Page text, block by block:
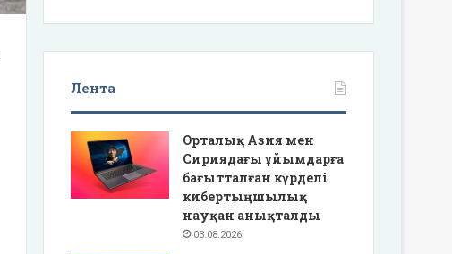
Лента
Орталық Азия мен
Сириядағы ұйымдарға
бағытталған күрделі
кибертыңшылық
науқан анықталды
03.08.2026